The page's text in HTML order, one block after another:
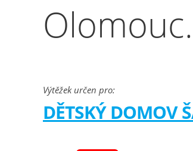
Výtěžek určen pro:
DĚTSKÝ DOMOV